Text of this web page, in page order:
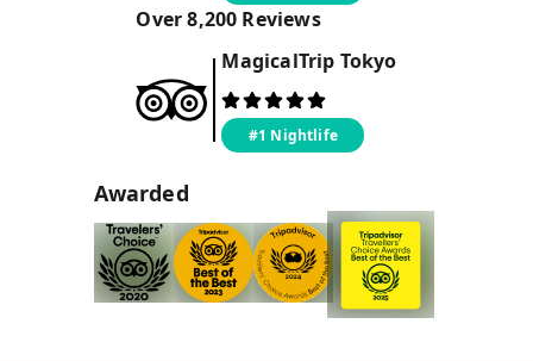
Over8,200 Reviews
MagicalTrip Tokyo
#1 Nightlife
Awarded